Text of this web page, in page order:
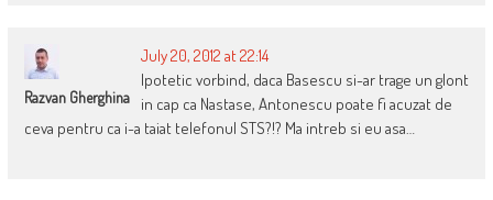
Razvan Gherghina
July 20, 2012 at 22:14
Ipotetic vorbind, daca Basescu si-ar trage un glont
in cap ca Nastase, Antonescu poate fi acuzat de
ceva pentru ca i-a taiat telefonul STS?!? Ma intreb si eu asa…